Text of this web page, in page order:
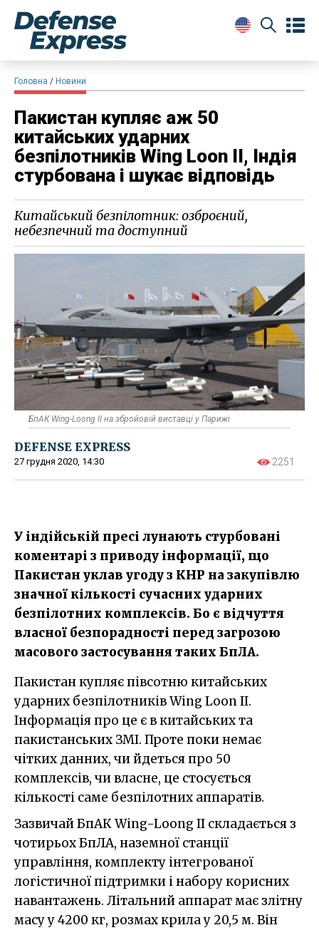
Головна Новини
Пакистан купляє аж 50
китайських ударних
безпілотників Wing Loon ІІ, Індія
стурбована і шукає відповідь
Китайський безпілотник: озброєний,
небезпечний та доступний
БпАК Wing-Loong IІ на збройовій виставці у Парижі
DEFENSE EXPRESS
27 грудня 2020, 14:30 2251
У індійській пресі лунають стурбовані
коментарі з приводу інформації, що
Пакистан уклав угоду з КНР на закупівлю
значної кількості сучасних ударних
безпілотних комплексів. Бо є відчуття
власної безпорадності перед загрозою
масового застосування таких БпЛА.
Пакистан купляє півсотню китайських
ударних безпілотників Wing Loon ІІ.
Інформація про це є в китайських та
пакистанських ЗМІ. Проте поки немає
чітких данних, чи йдеться про 50
комплексів, чи власне, це стосується
кількості саме безпілотних аппаратів.
Зазвичай БпАК Wing-Loong IІ складається з
чотирьох БпЛА, наземної станції
управління, комплекту інтегрованої
логістичної підтримки і набору корисних
навантажень. Літальний аппарат має злітну
масу у 4200 кг, розмах крила у 20,5 м. Він